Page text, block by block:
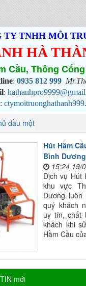
TY TNHH MÔI
HÀ
Cầu, Thông
: 0935 812 999
:
:
dầu một
Hút Hầm
Bình Dương
15:24 19/
Dịch vụ Hút
khu vực
Dương
quý khách
uy tín, chất
khách khi
Hầm Cầu
mới